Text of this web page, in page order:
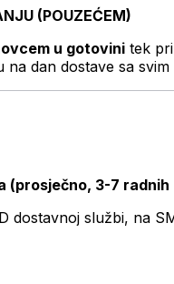
(POUZEĆEM)
u gotovini tek
dan dostave sa svim
(prosječno, 3-7 radnih
dostavnoj službi, na